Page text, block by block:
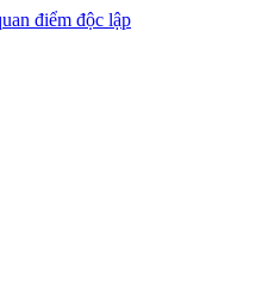
điểm độc lập